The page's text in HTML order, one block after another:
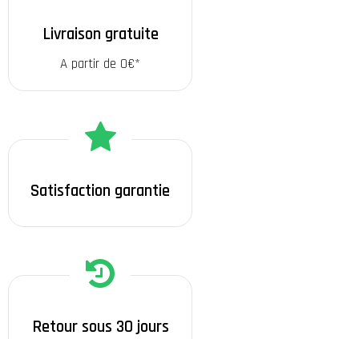
Livraison gratuite
A partir de 0€*
Satisfaction garantie
Retour sous 30 jours